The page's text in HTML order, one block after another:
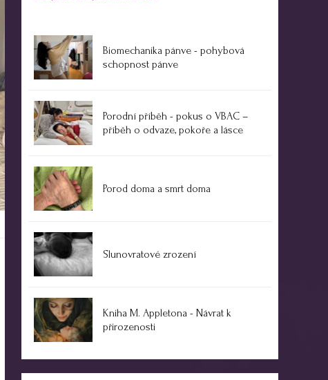
Biomechanika pánve - pohybová
schopnost pánve
Porodní příběh - pokus o VBAC –
příběh o odvaze, pokoře a lásce
Porod doma a smrt doma
Slunovratové zrození
Kniha M. Appletona - Návrat k
přirozenosti